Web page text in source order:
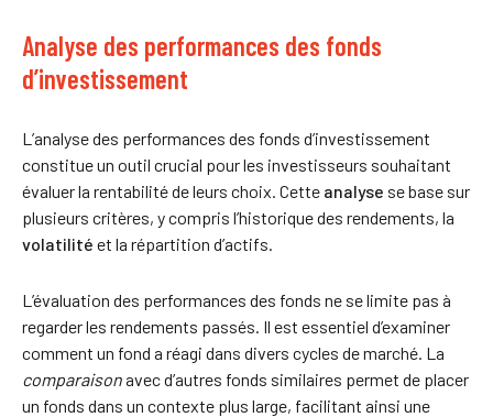
Analyse des performances des fonds
d’investissement
L’analyse des performances des fonds d’investissement
constitue un outil crucial pour les investisseurs souhaitant
évaluer la rentabilité de leurs choix. Cette analyse se base sur
plusieurs critères, y compris l’historique des rendements, la
volatilité et la répartition d’actifs.
L’évaluation des performances des fonds ne se limite pas à
regarder les rendements passés. Il est essentiel d’examiner
comment un fond a réagi dans divers cycles de marché. La
comparaisonavec d’autres fonds similaires permet de placer
un fonds dans un contexte plus large, facilitant ainsi une